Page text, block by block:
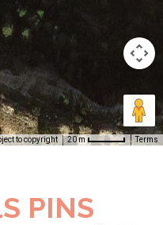
to copyright 20 m Terms
PINS